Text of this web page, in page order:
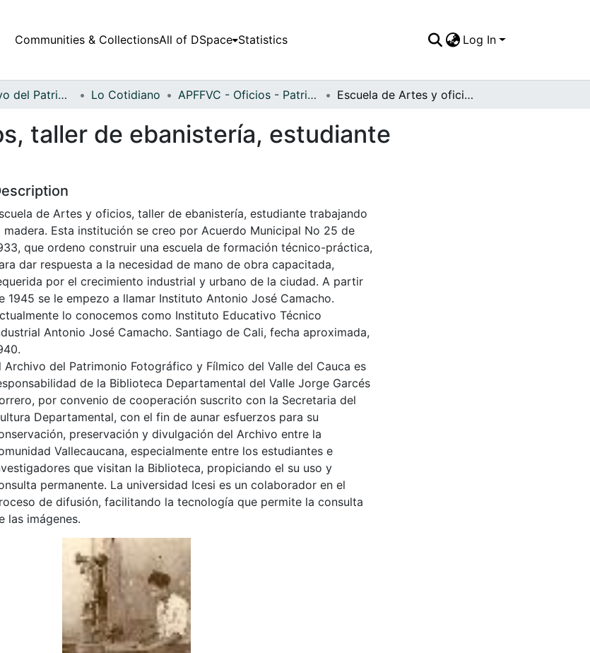
Communities & CollectionsAll of DSpace Statistics Log In
Fondo Archivo del Patrimonio Fotográfico y Fílmico del Valle del Cauca Lo Cotidiano APFFVC - Oficios - Patrimonial Escuela de Artes y oficios, taller de ebanistería, estudiante trabajando la madera
taller de ebanistería, estudiante
de Artes y oficios, taller de ebanistería, estudiante trabajando
madera. Esta institución se creo por Acuerdo Municipal No 25 de
que ordeno construir una escuela de formación técnico-práctica,
dar respuesta a la necesidad de mano de obra capacitada,
por el crecimiento industrial y urbano de la ciudad. A partir
1945 se le empezo a llamar Instituto Antonio José Camacho.
lo conocemos como Instituto Educativo Técnico
Antonio José Camacho. Santiago de Cali, fecha aproximada,
Archivo del Patrimonio Fotográfico y Fílmico del Valle del Cauca es
de la Biblioteca Departamental del Valle Jorge Garcés
por convenio de cooperación suscrito con la Secretaria del
Departamental, con el fin de aunar esfuerzos para su
preservación y divulgación del Archivo entre la
Vallecaucana, especialmente entre los estudiantes e
que visitan la Biblioteca, propiciando el su uso y
permanente. La universidad Icesi es un colaborador en el
de difusión, facilitando la tecnología que permite la consulta
las imágenes.